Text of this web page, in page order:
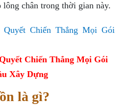
lông chân trong thời gian này.
Chiến Thắng Mọi Gói
Xây Dựng
là gì?